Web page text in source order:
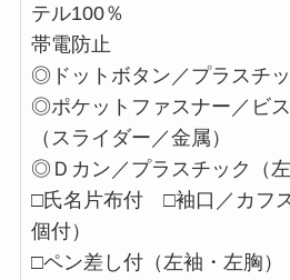
テル100％
帯電防止
◎ドットボタン／プラスチ
◎ポケットファスナー／ビ
（スライダー／金属）
◎Ｄカン／プラスチック（左
□氏名片布付 □袖口／カフ
個付）
□ペン差し付（左袖・左胸）